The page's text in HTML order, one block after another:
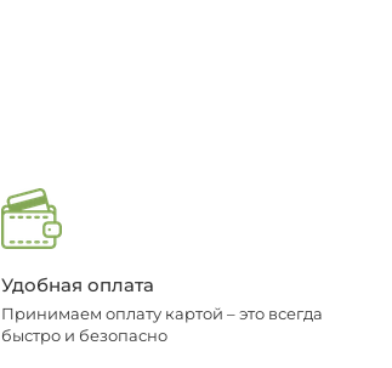
Удобная оплата
Принимаем оплату картой – это всегда
быстро и безопасно